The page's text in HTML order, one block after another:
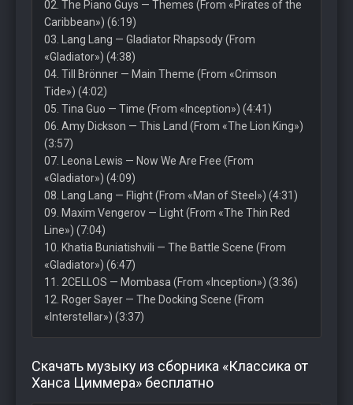
02. The Piano Guys — Themes (From «Pirates of the
Caribbean») (6:19)
03. Lang Lang — Gladiator Rhapsody (From
«Gladiator») (4:38)
04. Till Brönner — Main Theme (From «Crimson
Tide») (4:02)
05. Tina Guo — Time (From «Inception») (4:41)
06. Amy Dickson — This Land (From «The Lion King»)
(3:57)
07. Leona Lewis — Now We Are Free (From
«Gladiator») (4:09)
08. Lang Lang — Flight (From «Man of Steel») (4:31)
09. Maxim Vengerov — Light (From «The Thin Red
Line») (7:04)
10. Khatia Buniatishvili — The Battle Scene (From
«Gladiator») (6:47)
11. 2CELLOS — Mombasa (From «Inception») (3:36)
12. Roger Sayer — The Docking Scene (From
«Interstellar») (3:37)
Скачать музыку из сборника «Классика от
Ханса Циммера» бесплатно